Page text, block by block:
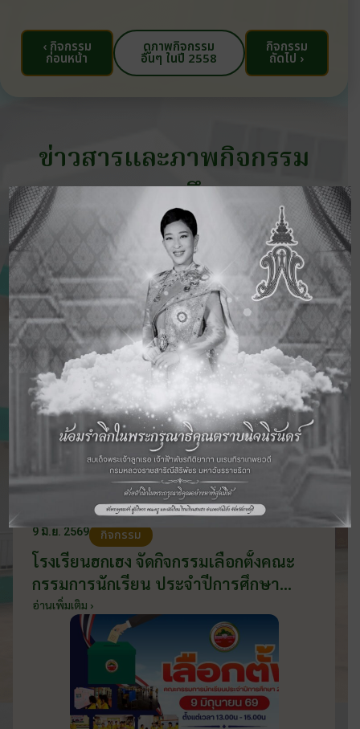
‹ กิจกรรม
ก่อนหน้า
ดูภาพกิจกรรม
อื่นๆ ในปี 2558
กิจกรรม
ถัดไป ›
ข่าวสารและภาพกิจกรรม
ทางการศึกษา
11 มิ.ย. 2569 กิจกรรม
โรงเรียนฮกเฮง จัดกิจกรรมวันไหว้ครู และ
มอบทุนการศึกษา ประจำปีการศึกษา
2569 วันที่ 11 มิถุนายน 2569
อ่านเพิ่มเติม ›
9 มิ.ย. 2569 กิจกรรม
โรงเรียนฮกเฮง จัดกิจกรรมเลือกตั้งคณะ
กรรมการนักเรียน ประจำปีการศึกษา
2569 ส่งเสริมประชาธิปไตยในโรงเรียน
วันที่ 9 มิถุนายน 2569
อ่านเพิ่มเติม ›